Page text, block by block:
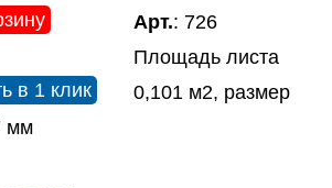
в 1 клик
Арт.: 726
Площадь листа
0,101 м2, размер
мм